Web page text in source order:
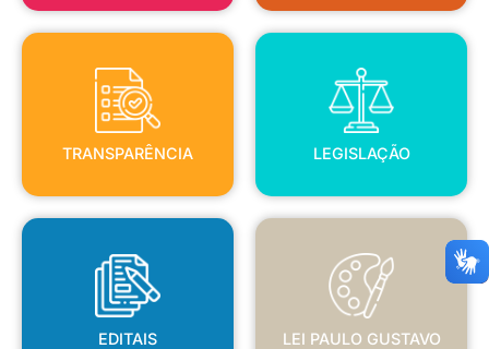
TRANSPARÊNCIA
TRANSPARÊNCIA
LEGISLAÇÃO
LEGISLAÇÃO
EDITAIS
EDITAIS
LEI PAULO GUSTAVO
LEI PAULO GUSTAVO